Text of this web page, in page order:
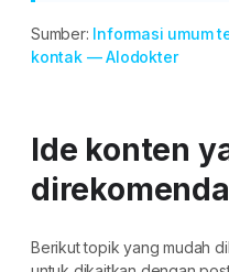
Sumber: Informasi umum
kontak — Alodokter
Ide konten
Berikut topik yang mudah